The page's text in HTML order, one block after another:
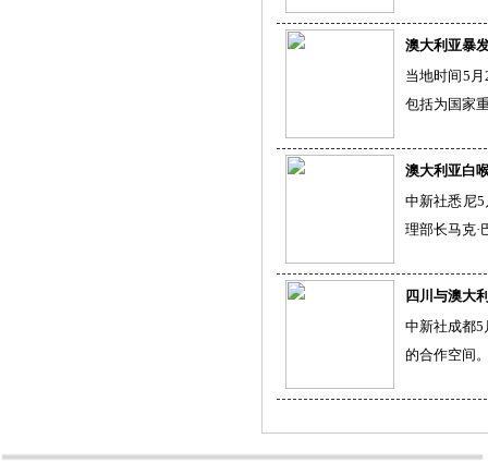
澳大利亚暴
当地时间5
包括为国家
澳大利亚白
中新社悉尼
理部长马克·
四川与澳大
中新社成都5
的合作空间